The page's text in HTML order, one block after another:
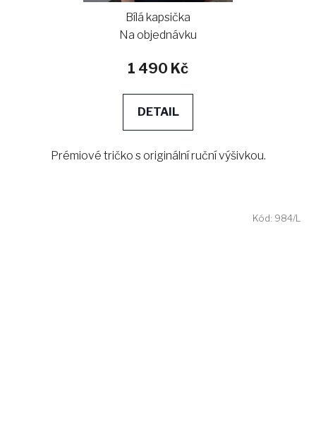
Bílá kapsička
Na objednávku
1 490 Kč
DETAIL
Prémiové tričko s originální ruční výšivkou.
Kód: 984/L